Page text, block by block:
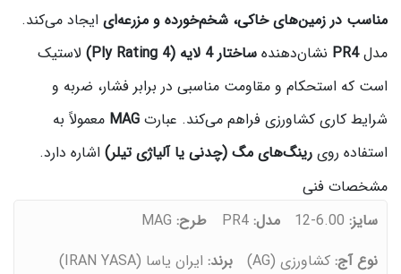
مناسب در زمین‌های خاکی، شخم‌خورده و مزرعه‌ای ایجاد می‌کند.
مدلPR4 نشان‌دهنده ساختار 4 لایه (4 Ply Rating)
لاستیک
است که استحکام و مقاومت مناسبی در برابر فشار، ضربه و
شرایط کاری کشاورزی فراهم می‌کند. عبارت MAG معمولاً به
استفاده روی رینگ‌های مگ (چدنی یا آلیاژی تیلر) اشاره دارد.
مشخصات فنی
سایز:
مدل: PR4 طرح:MAG
نوع آج: کشاورزی (AG) برند: ایران یاسا (IRAN YASA)